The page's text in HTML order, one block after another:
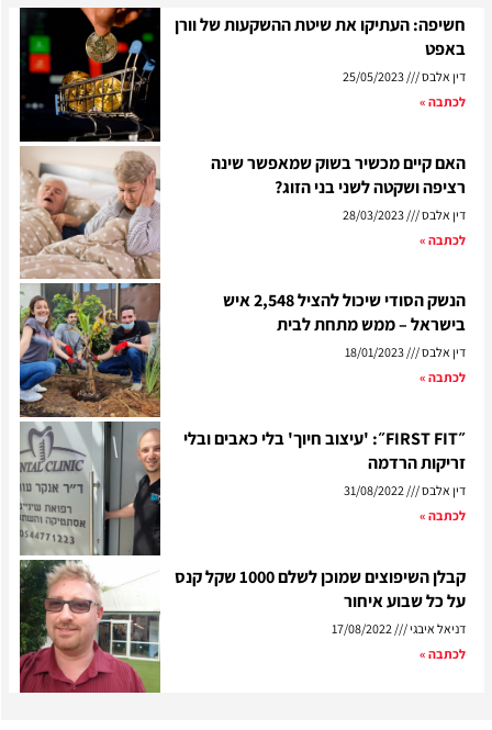
חשיפה: העתיקו את שיטת ההשקעות של וורן
באפט
דין אלבס
25/05/2023
לכתבה »
האם קיים מכשיר בשוק שמאפשר שינה
רציפה ושקטה לשני בני הזוג?
דין אלבס
לכתבה »
הנשק הסודי שיכול להציל 2,548 איש
בישראל – ממש מתחת לבית
דין אלבס
18/01/2023
לכתבה »
״FIRST FIT״: 'עיצוב חיוך' בלי כאבים ובלי
זריקות הרדמה
דין אלבס
לכתבה »
קבלן השיפוצים שמוכן לשלם 1000 שקל קנס
על כל שבוע איחור
דניאל איבגי
לכתבה »